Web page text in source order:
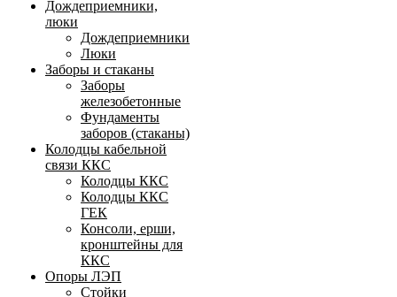
Дождеприемники,
люки
Дождеприемники
Люки
Заборы и стаканы
Заборы
железобетонные
Фундаменты
заборов (стаканы)
Колодцы кабельной
связи ККС
Колодцы ККС
Колодцы ККС
ГЕК
Консоли, ерши,
кронштейны для
ККС
Опоры ЛЭП
Стойки